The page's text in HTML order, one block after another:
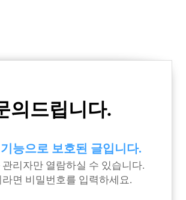
의드립니다.
능으로 보호된 글입니다.
리자만 열람하실 수 있습니다.
라면 비밀번호를 입력하세요.